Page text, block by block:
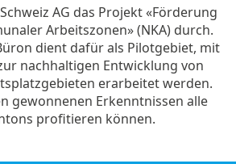
AG das Projekt «Förderung
Arbeitszonen» (NKA) durch.
dient dafür als Pilotgebiet, mit
nachhaltigen Entwicklung von
erarbeitet werden.
gewonnenen Erkenntnissen alle
profitieren können.